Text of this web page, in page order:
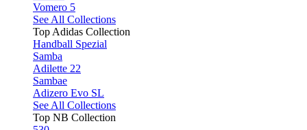
Vomero 5
See All Collections
Top Adidas Collection
Handball Spezial
Samba
Adilette 22
Sambae
Adizero Evo SL
See All Collections
Top NB Collection